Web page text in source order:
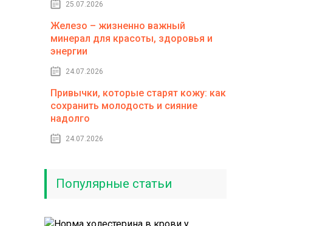
25.07.2026
Железо – жизненно важный
минерал для красоты, здоровья и
энергии
24.07.2026
Привычки, которые старят кожу: как
сохранить молодость и сияние
надолго
24.07.2026
Популярные статьи